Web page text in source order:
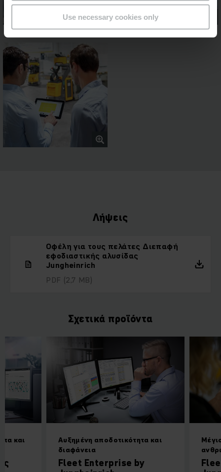
Use necessary cookies only
Λήψεις
Οφέλη για τους πελάτες Διεπαφή
εφοδιαστικής αλυσίδας
Jungheinrich
PDF (2,7 MB)
Σχετικά προϊόντα
Αυξημένη αποδοτικότητα και
διαφάνεια
Fleet Enterprise by
και